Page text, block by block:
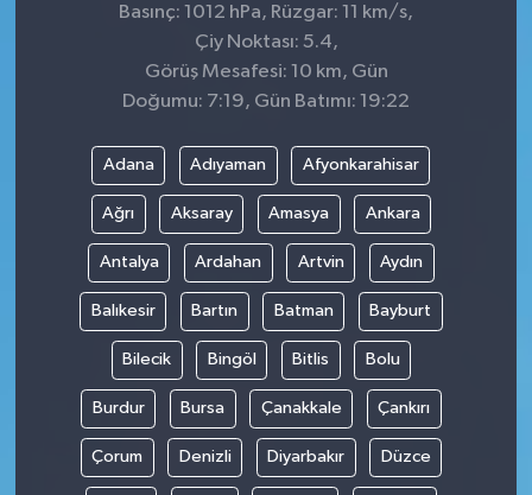
Basınç: 1012 hPa, Rüzgar: 11 km/s,
Çiy Noktası: 5.4,
Görüş Mesafesi: 10 km, Gün
Doğumu: 7:19, Gün Batımı: 19:22
Adana Adıyaman Afyonkarahisar
Ağrı Aksaray Amasya Ankara
Antalya Ardahan Artvin Aydın
Balıkesir Bartın Batman Bayburt
Bilecik Bingöl Bitlis Bolu
Burdur Bursa Çanakkale Çankırı
Çorum Denizli Diyarbakır Düzce